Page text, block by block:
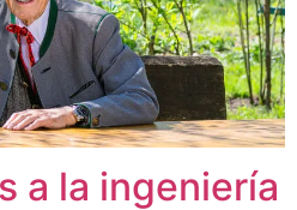
a la ingeniería